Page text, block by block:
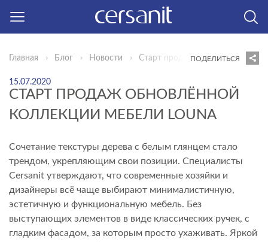
Главная Блог Новости Старт продаж обновлённой
ПОДЕЛИТЬСЯ
15.07.2020
СТАРТ ПРОДАЖ ОБНОВЛЁННОЙ
КОЛЛЕКЦИИ МЕБЕЛИ LOUNA
Сочетание текстуры дерева с белым глянцем стало
трендом, укрепляющим свои позиции. Специалисты
Cersanit утверждают, что современные хозяйки и
дизайнеры всё чаще выбирают минималистичную,
эстетичную и функциональную мебель. Без
выступающих элементов в виде классических ручек, с
гладким фасадом, за которым просто ухаживать. Яркой
Ваш город — Москва?
Выбрать другой